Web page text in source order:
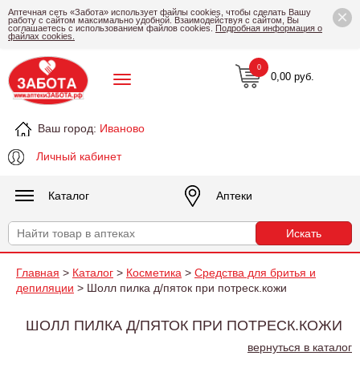
×
Аптечная сеть «Забота» использует файлы cookies, чтобы сделать Вашу
работу с сайтом максимально удобной. Взаимодействуя с сайтом, Вы
соглашаетесь с использованием файлов cookies. Подробная информация о
файлах cookies.
Ваш город: Иваново
Личный кабинет
0,00 руб.
0
Каталог Аптеки
Главная > Каталог > Косметика > Средства для бритья и
депиляции > Шолл пилка д/пяток при потреск.кожи
ШОЛЛ ПИЛКА Д/ПЯТОК ПРИ ПОТРЕСК.КОЖИ
вернуться в каталог